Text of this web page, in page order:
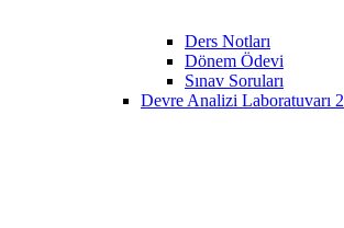
Ders Notları
Dönem Ödevi
Sınav Soruları
Devre Analizi Laboratuvarı 2